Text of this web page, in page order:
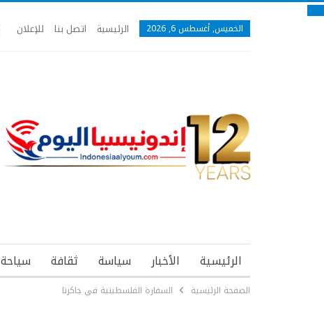
الخميس, أغسطس 6, 2026 الرئيسية اتصل بنا للإعلان
الرئيسية الأخبار سياسة ثقافة سياحة
الصفحة الرئيسية السفارة الفلسطينية في جاكرتا